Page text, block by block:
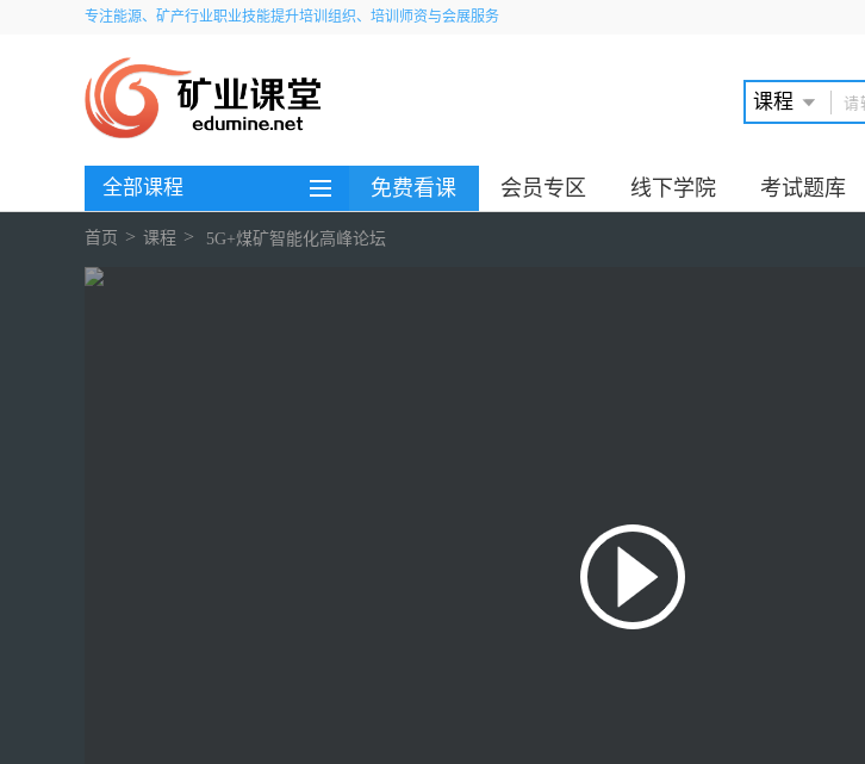
专注能源、矿产行业职业技能提升培训组织、培训师资与会展服务
全部课程 免费看课 会员专区 线下学院 考试题库
首页 > 课程 > 5G+煤矿智能化高峰论坛